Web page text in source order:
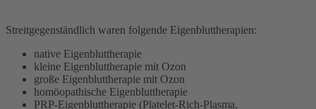
Streitgegenständlich waren folgende Eigenbluttherapien:
native Eigenbluttherapie
kleine Eigenbluttherapie mit Ozon
große Eigenbluttherapie mit Ozon
homöopathische Eigenbluttherapie
PRP-Eigenbluttherapie (Platelet-Rich-Plasma,